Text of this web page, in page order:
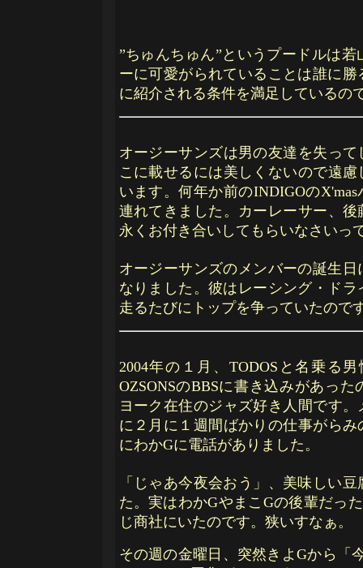
”ちゅんちゅん”というプードルは
ーに可愛がられていることは誰に
に紹介される条件を満足しているの
オージーサンズは男の友達を失っ
こに載せるには美しくないので遠
います。何年か前のINDIGOの
連れてきました。カーレーサー、
永くお付き合いしてもらいなさいっ
オージーサンズのメンバーの誕生
なりました。彼はレーシング・ド
走るたびにトップを争っていたので
2004年の１月、TODOSと名乗る
OZSONSのBBSに書き込みがあっ
ヨーク在住のジャズ好き人間です
に２月に１週間ばかりの仕事がら
にわかGに電話がありました。
「じゃあ今夜会おう」、美味しい
た。実はわかGやまこGの後輩だっ
じ商社にいたのです。狭いすなぁ。
その週の金曜日、突然きよGから「